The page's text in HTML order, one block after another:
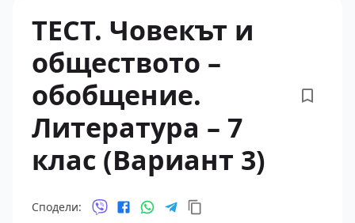
ТЕСТ. Човекът и
обществото –
обобщение.
Литература – 7
клас (Вариант 3)
Сподели: